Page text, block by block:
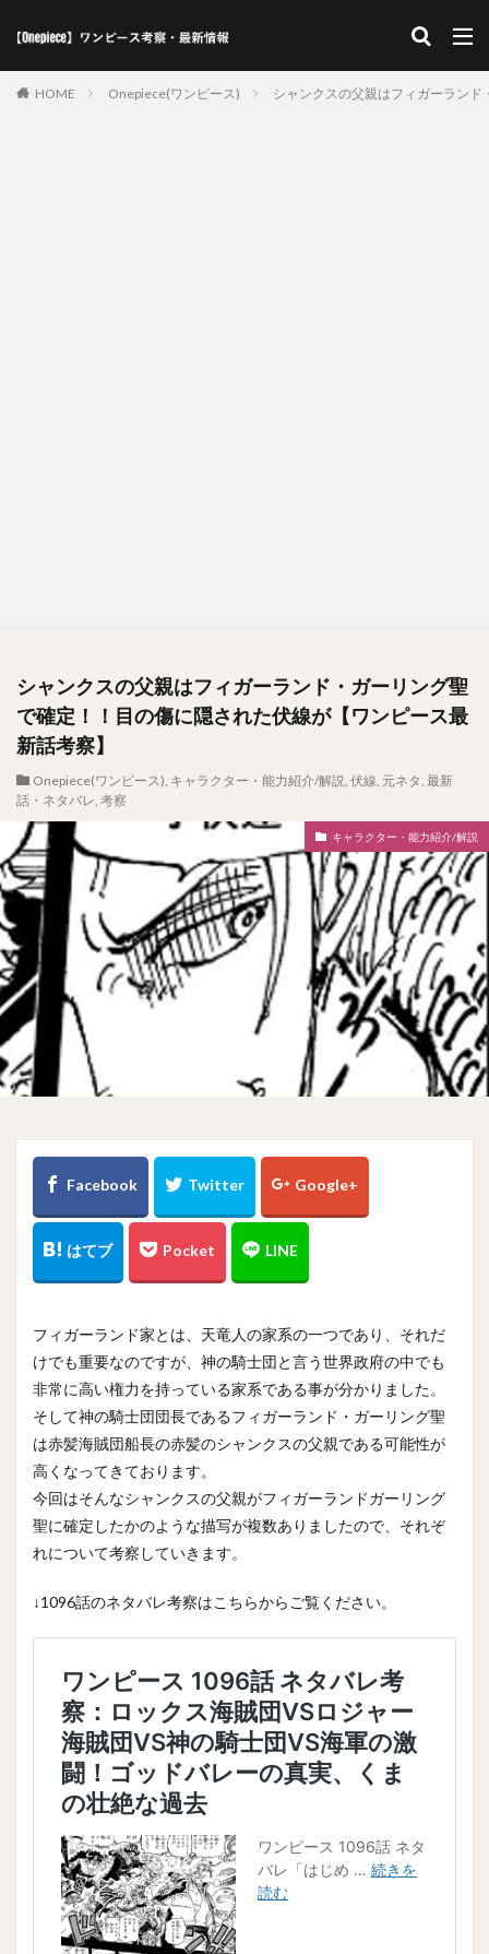
HOME Onepiece(ワンピース) シャンクスの父親はフィガーラン
シャンクスの父親はフィガーランド・ガーリング聖
で確定！！目の傷に隠された伏線が【ワンピース最
新話考察】
Onepiece(ワンピース), キャラクター・能力紹介/解説, 伏線, 元ネタ, 最新
話・ネタバレ, 考察
キャラクター・能力紹介/解説
フィガーランド家とは、天竜人の家系の一つであり、それだ
けでも重要なのですが、神の騎士団と言う世界政府の中でも
非常に高い権力を持っている家系である事が分かりました。
そして神の騎士団団長であるフィガーランド・ガーリング聖
は赤髪海賊団船長の赤髪のシャンクスの父親である可能性が
高くなってきております。
今回はそんなシャンクスの父親がフィガーランドガーリング
聖に確定したかのような描写が複数ありましたので、それぞ
れについて考察していきます。
↓1096話のネタバレ考察はこちらからご覧ください。